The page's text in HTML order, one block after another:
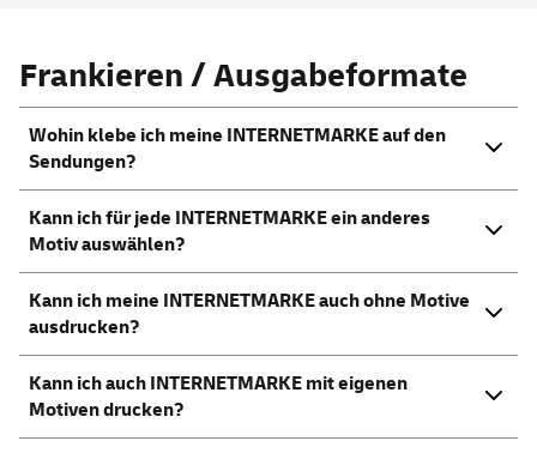
Frankieren / Ausgabeformate
Wohin klebe ich meine INTERNETMARKE auf den
Sendungen?
Kann ich für jede INTERNETMARKE ein anderes
Motiv auswählen?
Kann ich meine INTERNETMARKE auch ohne Motive
ausdrucken?
Kann ich auch INTERNETMARKE mit eigenen
Motiven drucken?